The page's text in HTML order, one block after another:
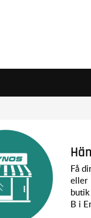
Få
eller
B i